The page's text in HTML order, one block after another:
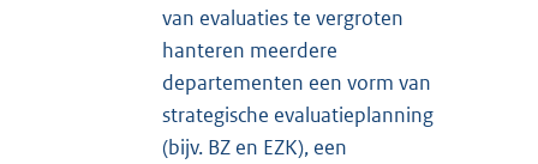
van evaluaties te vergroten
hanteren meerdere
departementen een vorm van
strategische evaluatieplanning
(bijv. BZ en EZK), een